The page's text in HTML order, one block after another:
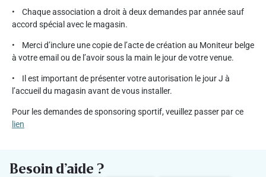
• Chaque association a droit à deux demandes par année sauf
accord spécial avec le magasin.
• Merci d’inclure une copie de l’acte de création au Moniteur belge
à votre email ou de l’avoir sous la main le jour de votre venue.
• Il est important de présenter votre autorisation le jour J à
l’accueil du magasin avant de vous installer.
Pour les demandes de sponsoring sportif, veuillez passer par ce
lien
Besoin d’aide ?